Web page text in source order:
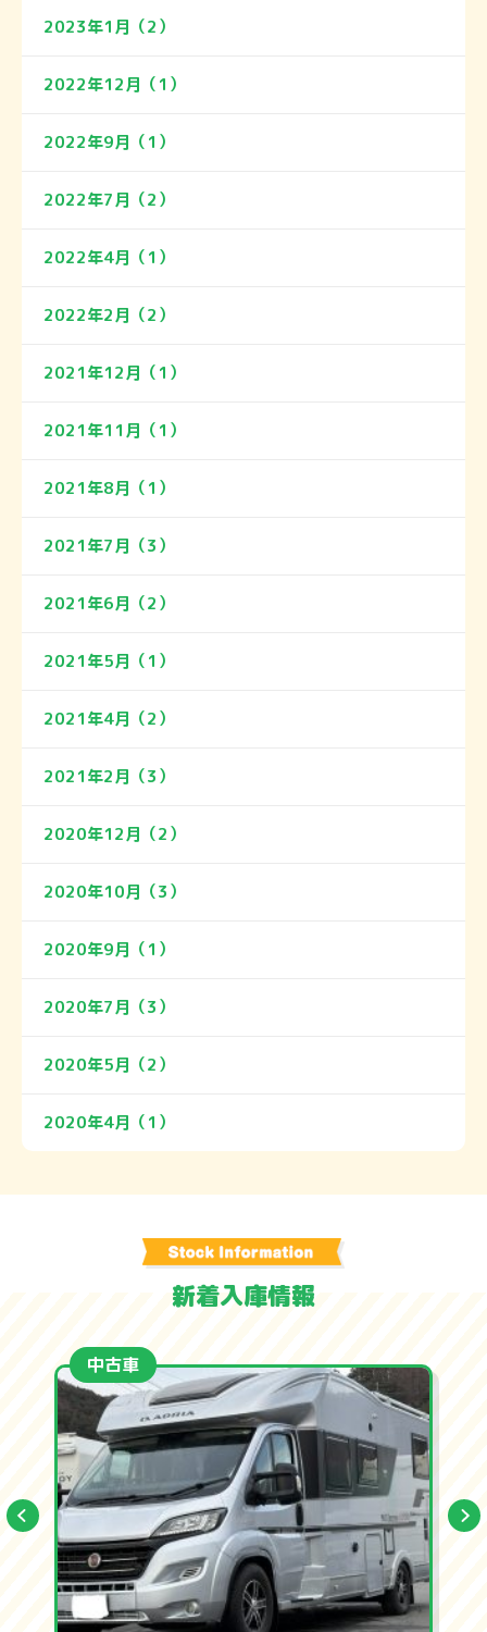
2023年1月（2）
2022年12月（1）
2022年9月（1）
2022年7月（2）
2022年4月（1）
2022年2月（2）
2021年12月（1）
2021年11月（1）
2021年8月（1）
2021年7月（3）
2021年6月（2）
2021年5月（1）
2021年4月（2）
2021年2月（3）
2020年12月（2）
2020年10月（3）
2020年9月（1）
2020年7月（3）
2020年5月（2）
2020年4月（1）
新着入庫情報
中古車